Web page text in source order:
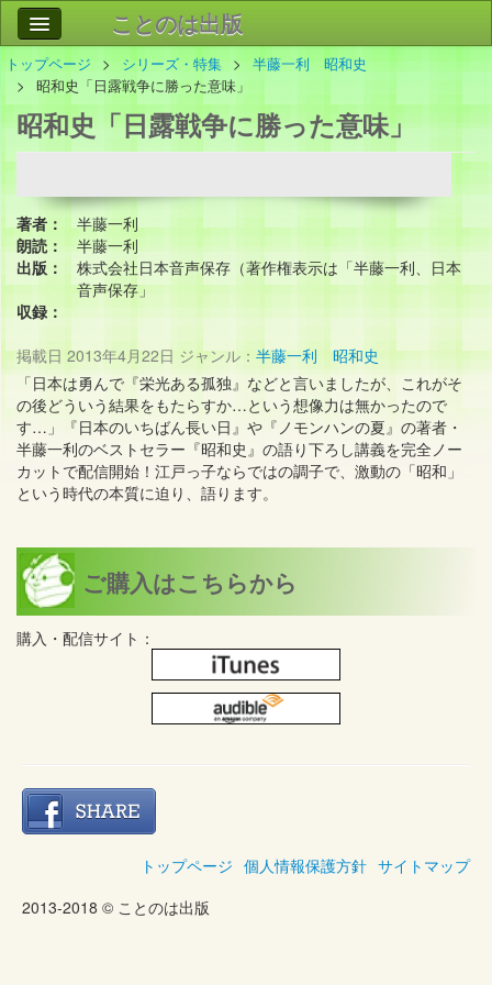
ことのは出版
作品
事業案内
会社情報
トップページ シリーズ・特集
半藤一利 昭和史
昭和史「日露戦争に勝った意味」
昭和史「日露戦争に勝った意味」
著者：
半藤一利
朗読：
半藤一利
出版：
株式会社日本音声保存（著作権表示は「半藤一利、日本
音声保存」
収録：
掲載日 2013年4月22日 ジャンル： 半藤一利 昭和史
「日本は勇んで『栄光ある孤独』などと言いましたが、これがそ
の後どういう結果をもたらすか…という想像力は無かったので
す…」『日本のいちばん長い日』や『ノモンハンの夏』の著者・
半藤一利のベストセラー『昭和史』の語り下ろし講義を完全ノー
カットで配信開始！江戸っ子ならではの調子で、激動の「昭和」
という時代の本質に迫り、語ります。
ご購入はこちらから
購入・配信サイト：
トップページ 個人情報保護方針 サイトマップ
2013-2018 © ことのは出版